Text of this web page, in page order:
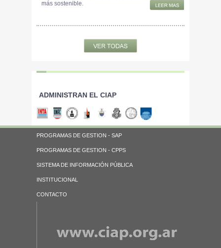
más sostenible.
ADMINISTRAN EL CIAP
PROGRAMAS DE GESTION - SAP
PROGRAMAS DE GESTION - CPPS
SISTEMA DE INFORMACIÓN PÚBLICA
INSTITUCIONAL
CONTACTO